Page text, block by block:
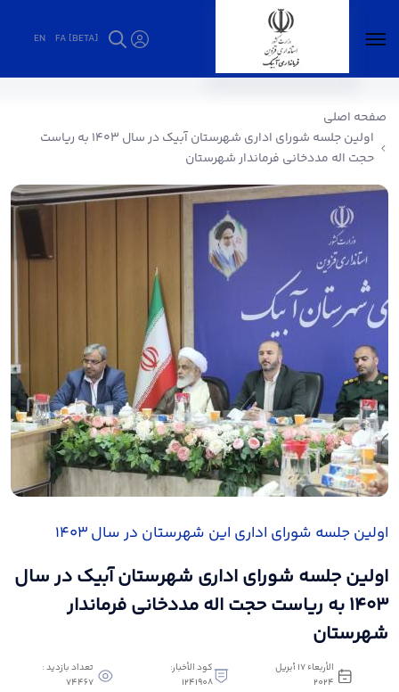
FA [BETA]
EN
۱۴۰۳ به ریاست حجت اله مددخانی فرماندار
شهرستان - فرمانداری آبیک
صفحه اصلی
اولین جلسه شورای اداری شهرستان آبیک در سال ۱۴۰۳ به ریاست
حجت اله مددخانی فرماندار شهرستان
اولین جلسه شورای اداری این شهرستان در سال ۱۴۰۳
اولین جلسه شورای اداری شهرستان آبیک در سال
۱۴۰۳ به ریاست حجت اله مددخانی فرماندار
شهرستان
الأربعاء ١٧ أبريل
٢٠٢٤
كود الأخبار:
1241908
تعداد بازدید :
74467